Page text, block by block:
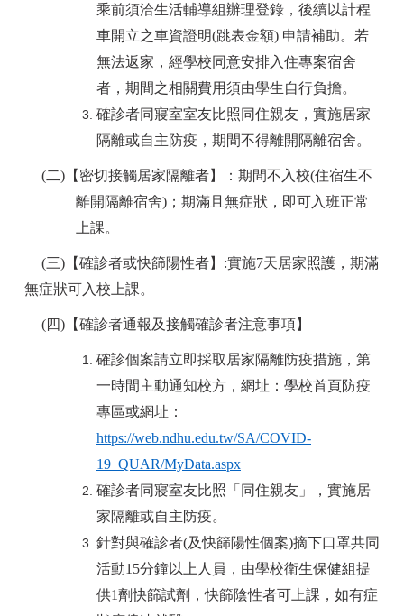
乘前須洽生活輔導組辦理登錄，後續以計程
車開立之車資證明(跳表金額) 申請補助。若
無法返家，經學校同意安排入住專案宿舍
者，期間之相關費用須由學生自行負擔。
確診者同寢室室友比照同住親友，實施居家
隔離或自主防疫，期間不得離開隔離宿舍。
(二)【密切接觸居家隔離者】：期間不入校(住宿生不
離開隔離宿舍)；期滿且無症狀，即可入班正常
上課。
(三)【確診者或快篩陽性者】:實施7天居家照護，期滿
無症狀可入校上課。
(四)【確診者通報及接觸確診者注意事項】
確診個案請立即採取居家隔離防疫措施，第
一時間主動通知校方，網址：學校首頁防疫
專區或網址：
https://web.ndhu.edu.tw/SA/COVID-
19_QUAR/MyData.aspx
確診者同寢室友比照「同住親友」，實施居
家隔離或自主防疫。
針對與確診者(及快篩陽性個案)摘下口罩共同
活動15分鐘以上人員，由學校衛生保健組提
供1劑快篩試劑，快篩陰性者可上課，如有症